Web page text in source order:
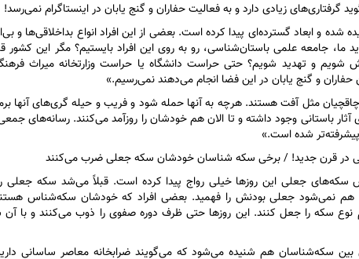
گرفتاری‌های زیادی دارد و به فعالیت حفاران و گنج یابان در اینستاگرام نمی‌رسد!
شده و ابعاد گسترده‌ای پیدا کرده است. بعضی از این افراد انواع بداخلاقی‌ها و
ما، جامعه علمی باستان‌شناسی، رو به روی این افراد بایستیم؟ مگر این کشور
شویم و تهدید شویم؟ حتی حراست دانشگاه یا حراست وزارتخانه میراث
حفاران و گنج یابان در این فضا انجام می‌دهند نمی‌رسیم.»
مثل آفت هستند. هرچه به آنها حمله شود و فریب و حیله گری‌های آنها
آثار باستانی وجود داشته و تا الان هم خودشان را روزآمد می‌کنند. رسانه‌های جمعی
پیشرفته‌تر شده است.»
در قرن جدید! / برخی سکه شناسان خودشان سکه جعلی ضرب می‌کنند
سکه‌های جعلی این روز‌ها خیلی رواج پیدا کرده است. قبلاً می‌شد سکه
هم نمی‌شود جعلی بودنش را فهمید. بعضی افراد که خودشان سکه‌شناس
نوع سکه را جعل کنند. این روز‌ها حتی ظرف دوره صفوی را ذوب می‌کنند و با
سکه‌شناسان هم شنیده می‌شود که می‌گویند ضرابخانه معاصر ساسانی